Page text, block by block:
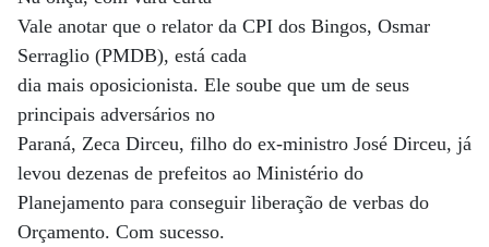
Vale anotar que o relator da CPI dos Bingos, Osmar
Serraglio (PMDB), está cada
dia mais oposicionista. Ele soube que um de seus
principais adversários no
Paraná, Zeca Dirceu, filho do ex-ministro José Dirceu, já
levou dezenas de prefeitos ao Ministério do
Planejamento para conseguir liberação de verbas do
Orçamento. Com sucesso.